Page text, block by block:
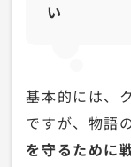
い
基本的には、
ですが、物語
を守るために